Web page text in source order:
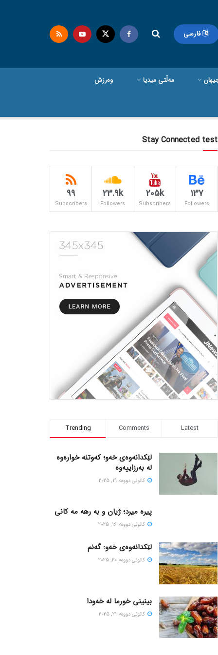
فارسی
مەڵتی میدیا وەرزش
Stay Connected test
137
Followers
205k
Subscribers
23.9k
Followers
99
Subscribers
Trending Comments Latest
لێکدانەوەی خەو؛ کەوتنە خوارەوە
لە بەرزاییەوە
كانونی دووه‌م 19, 2025
پیره میرد؛ ژیان و به رهه مه کانی
كانونی دووه‌م 16, 2025
لێکدانەوەی خەو: گەنم
كانونی دووه‌م 20, 2025
بینینی خورما لە خەودا
كانونی دووه‌م 21, 2025